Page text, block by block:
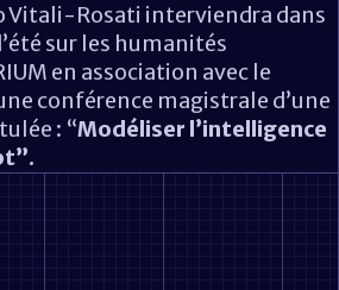
Vitali-Rosati interviendra dans
sur les humanités
en association avec le
conférence magistrale d’une
: “Modéliser l’intelligence